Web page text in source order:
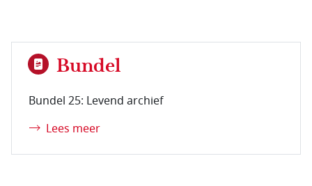
Bundel
Bundel 25: Levend archief
Lees meer